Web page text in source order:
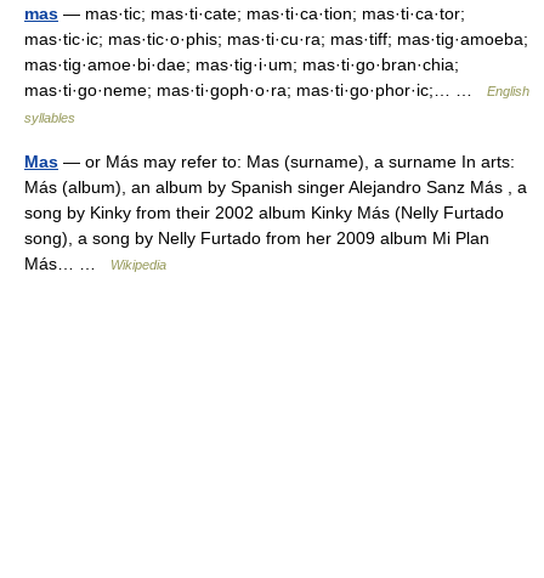
mas — mas·tic; mas·ti·cate; mas·ti·ca·tion; mas·ti·ca·tor;
mas·tic·ic; mas·tic·o·phis; mas·ti·cu·ra; mas·tiff; mas·tig·amoeba;
mas·tig·amoe·bi·dae; mas·tig·i·um; mas·ti·go·bran·chia;
mas·ti·go·neme; mas·ti·goph·o·ra; mas·ti·go·phor·ic;… …
English
syllables
Mas — or Más may refer to: Mas (surname), a surname In arts:
Más (album), an album by Spanish singer Alejandro Sanz Más , a
song by Kinky from their 2002 album Kinky Más (Nelly Furtado
song), a song by Nelly Furtado from her 2009 album Mi Plan
Más… …
Wikipedia